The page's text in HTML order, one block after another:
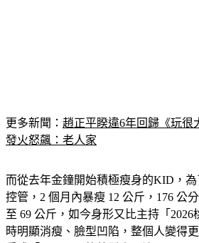
更多新聞： 趙正平睽違6年回歸《玩很
發火怒飆：老人家
而從去年金鐘開始積極瘦身的KID，
控管，2 個月內暴瘦 12 公斤，176 公
至 69 公斤，如今身形又比主持「2026
時明顯消瘦、臉型凹陷，整個人變得